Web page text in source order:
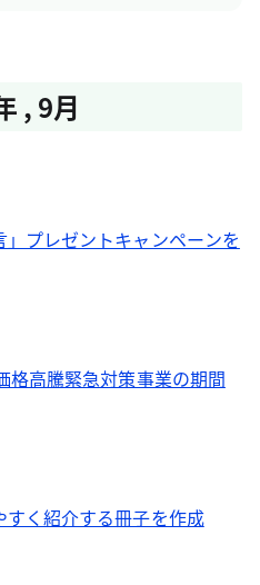
, 9月
」プレゼントキャンペーンを
格高騰緊急対策事業の期間
く紹介する冊子を作成